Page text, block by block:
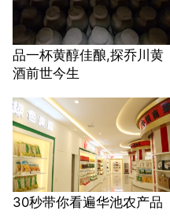
品一杯黄醇佳酿,探乔川黄
酒前世今生
30秒带你看遍华池农产品